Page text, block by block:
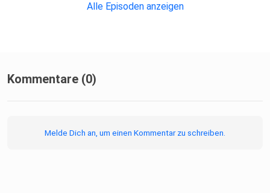
Alle Episoden anzeigen
Kommentare (0)
Melde Dich an, um einen Kommentar zu schreiben.